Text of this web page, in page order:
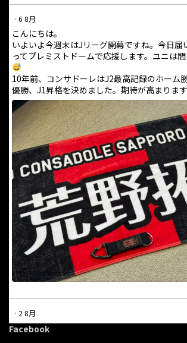
· 6 8月
こんにちは。
いよいよ今週末はJリーグ開幕ですね。今日届
ってプレミストドームで応援します。ユニは
10年前、コンサドーレはJ2最高記録のホーム
優勝、J1昇格を決めました。期待が高まります
· 2 8月
本日は休業日となっています。
Facebook